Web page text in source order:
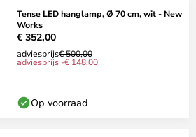
Tense LED hanglamp, Ø 70 cm, wit - New
Works
€ 352,00
adviesprijs€ 500,00
adviesprijs -€ 148,00
Op voorraad